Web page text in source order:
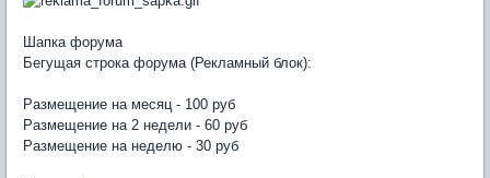
Шапка форума
Бегущая строка форума (Рекламный блок):
Размещение на месяц - 100 руб
Размещение на 2 недели - 60 руб
Размещение на неделю - 30 руб